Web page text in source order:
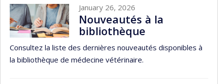
January 26, 2026
Nouveautés à la
bibliothèque
Consultez la liste des dernières nouveautés disponibles à
la bibliothèque de médecine vétérinaire.